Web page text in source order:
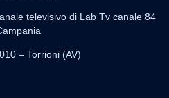
televisivo di Lab Tv canale 84
– Torrioni (AV)